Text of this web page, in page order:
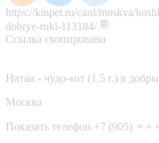
https://kinpet.ru/card/moskva/
dobrye-ruki-113184/
Ссылка скопирована
Натан - чудо-кот (1,5 г.) в
Москва
Показать телефон +7 (905)